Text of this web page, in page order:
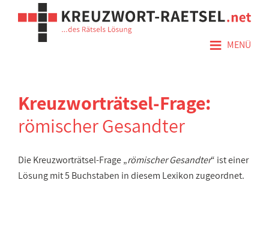
≡ MENÜ
Kreuzworträtsel-Frage:
römischer Gesandter
Die Kreuzworträtsel-Frage „römischer Gesandter“ ist einer
Lösung mit 5 Buchstaben in diesem Lexikon zugeordnet.